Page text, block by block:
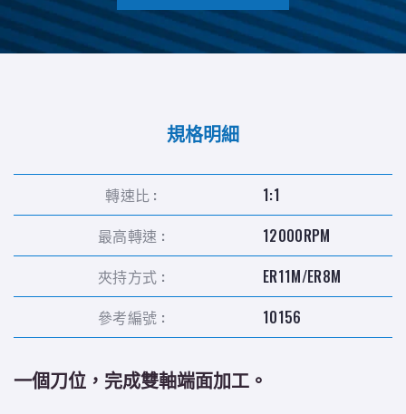
規格明細
轉速比 :
1:1
最高轉速 :
12000RPM
夾持方式 :
ER11M/ER8M
參考編號 :
10156
一個刀位，完成雙軸端面加工。